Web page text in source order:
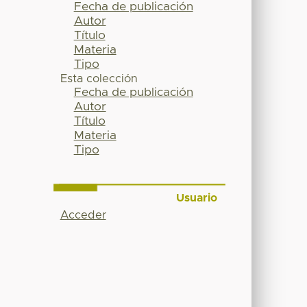
Fecha de publicación
Autor
Título
Materia
Tipo
Esta colección
Fecha de publicación
Autor
Título
Materia
Tipo
Usuario
Acceder